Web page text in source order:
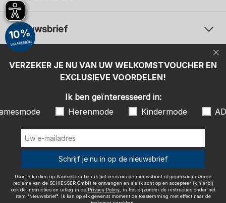
Nieuwsbrief
Uw
Uw e-mailadres
Aanmelden
Herenmode
ADIDAS
Door te klikken op Aanmelden ben ik het eens om de nieuwsbrief of
gepersonaliseerde reclame van de SCHIESSER GmbH te ontvangen en
sla ik acht op en accepteer ik hierbij ook de instructies en uitleg in de
, in het bijzonder de instructies onder het item
effect naar de toekomst intrekken.
Betaalwijzen
Wij bezorgen met
VERZEKER JE NU VAN UW WELKOMSTVOUCHER EN
EXCLUSIEVE VOORDELEN!
10%
WAARDEBON
Ik ben geïnteresseerd in:
Herenmode Kindermode
Schrijf je nu in op de nieuwsbrief
Door te klikken op Aanmelden ben ik het eens om de nieuwsbrief of gepersonaliseerde
reclame van de SCHIESSER GmbH te ontvangen en sla ik acht op en accepteer ik hierbij
ook de instructies en uitleg in de Privacy Policy, in het bijzonder de instructies onder het
item "Nieuwsbrief". Ik kan op elk gewenst moment de toestemming met effect naar de